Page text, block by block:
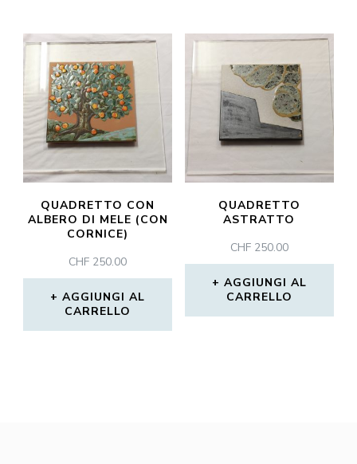
QUADRETTO CON
ALBERO DI MELE (CON
CORNICE)
CHF 250.00
AGGIUNGI AL
CARRELLO
QUADRETTO
ASTRATTO
CHF250.00
AGGIUNGI AL
CARRELLO